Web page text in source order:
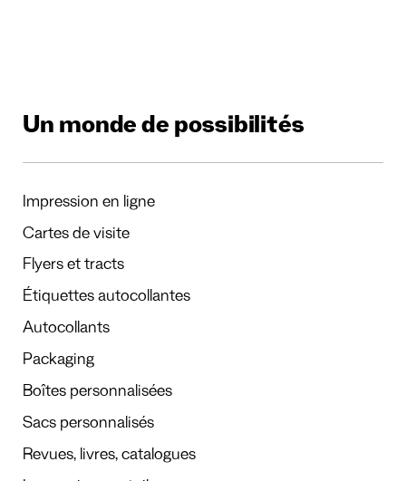
Un monde de possibilités
Impression en ligne
Cartes de visite
Flyers et tracts
Étiquettes autocollantes
Autocollants
Packaging
Boîtes personnalisées
Sacs personnalisés
Revues, livres, catalogues